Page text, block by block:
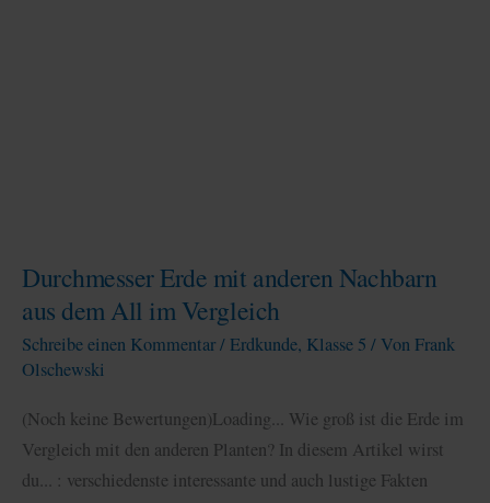
Durchmesser Erde mit anderen Nachbarn
aus dem All im Vergleich
Schreibe einen Kommentar/ Erdkunde, Klasse 5 / Von Frank
Olschewski
(Noch keine Bewertungen)Loading... Wie groß ist die Erde im
Vergleich mit den anderen Planten? In diesem Artikel wirst
du... : verschiedenste interessante und auch lustige Fakten